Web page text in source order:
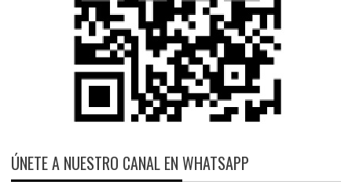
ÚNETE A NUESTRO CANAL EN WHATSAPP